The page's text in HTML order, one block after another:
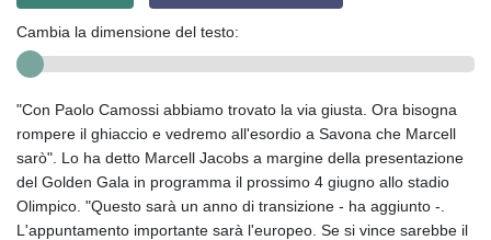
Cambia la dimensione del testo:
"Con Paolo Camossi abbiamo trovato la via giusta. Ora bisogna
rompere il ghiaccio e vedremo all'esordio a Savona che Marcell
sarò". Lo ha detto Marcell Jacobs a margine della presentazione
del Golden Gala in programma il prossimo 4 giugno allo stadio
Olimpico. "Questo sarà un anno di transizione - ha aggiunto -.
L'appuntamento importante sarà l'europeo. Se si vince sarebbe il